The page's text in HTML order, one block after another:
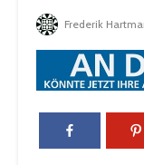
Frederik